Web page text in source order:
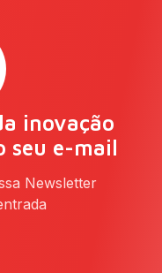
inovação
seu e-mail
Newsletter